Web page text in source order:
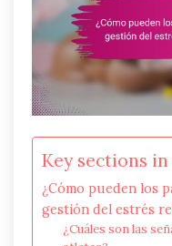
Key sections
¿Cómo pueden los
gestión del estrés
¿Cuáles son las